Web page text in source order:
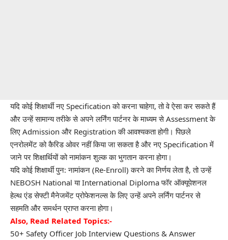
यदि कोई शिक्षार्थी नए Specification को करना चाहेगा, तो वे ऐसा कर सकते हैं
और उन्हें सामान्य तरीके से अपने लर्निंग पार्टनर के माध्यम से Assessment के
लिए Admission और Registration की आवश्यकता होगी। पिछले
एनरोलमेंट को कैरिड ओवर नहीं किया जा सकता है और नए Specification में
जाने पर शिक्षार्थियों को नामांकन शुल्क का भुगतान करना होगा।
यदि कोई शिक्षार्थी पुन: नामांकन (Re-Enroll) करने का निर्णय लेता है, तो उन्हें
NEBOSH National या International Diploma फॉर ऑक्यूपेशनल
हेल्थ एंड सेफ्टी मैनेजमेंट प्रोफेशनल्स के लिए उन्हें अपने लर्निंग पार्टनर से
सहमति और समर्थन प्राप्त करना होगा।
Also, Read Related Topics:-
50+ Safety Officer Job Interview Questions & Answer